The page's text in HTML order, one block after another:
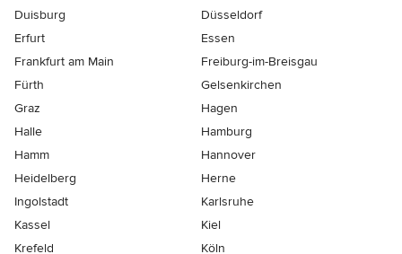
Duisburg
Düsseldorf
Erfurt
Essen
Frankfurt am Main
Freiburg-im-Breisgau
Fürth
Gelsenkirchen
Graz
Hagen
Halle
Hamburg
Hamm
Hannover
Heidelberg
Herne
Ingolstadt
Karlsruhe
Kassel
Kiel
Krefeld
Köln